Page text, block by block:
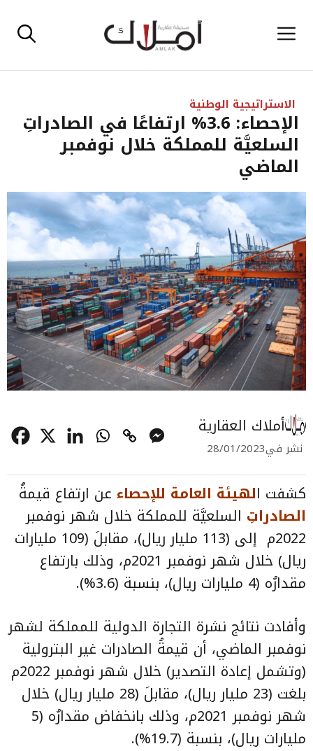
إلى القائمة
الاستراتيجية الوطنية
الإحصاء: 3.6% ارتفاعًا في الصادراتِ
السلعيَّة للمملكة خلال نوفمبر
الماضي
أملاك العقارية
نشر في28/01/2023
كشفت الهيئة العامة للإحصاء عن ارتفاع قيمةُ
الصادراتِ السلعيَّة للمملكة خلال شهر نوفمبر
2022م إلى (113 مليار ريال)، مقابلَ (109 مليارات
ريال) خلال شهر نوفمبر 2021م، وذلك بارتفاع
مقدارُه (4 مليارات ريال)، بنسبة (3.6%).
وأفادت نتائج نشرة التجارة الدولية للمملكة لشهر
نوفمبر الماضي، أن قيمةُ الصادرات غير البترولية
(وتشمل إعادة التصدير) خلال شهر نوفمبر 2022م
بلغت (23 مليار ريال)، مقابلَ (28 مليار ريال) خلال
شهر نوفمبر 2021م، وذلك بانخفاض مقدارُه (5
مليارات ريال)، بنسبة (19.7%).